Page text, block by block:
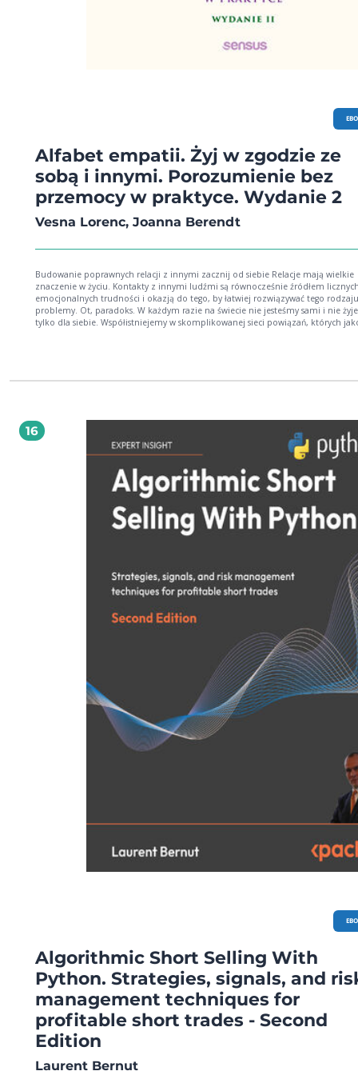
Alfabet empatii. Żyj w zgodzie ze
sobą i innymi. Porozumienie bez
przemocy w praktyce. Wydanie 2
Vesna Lorenc, Joanna Berendt
Budowanie poprawnych relacji z innymi zacznij od siebie Relacje mają wielkie
znaczenie w życiu. Kontakty z innymi ludźmi są równocześnie źródłem
emocjonalnych trudności i okazją do tego, by łatwiej rozwiązywać tego rodzaju
problemy. Ot, paradoks. W każdym razie na świecie nie jesteśmy sami i nie
tylko dla siebie. Współistniejemy w skomplikowanej sieci powiązań, których
wobec osób ze swojego otoczenia, najpierw należy dobrze poznać siebie. Z
których praktykowanie pozwala z dnia na dzień lepiej się dogadywać ―
samemu ze sobą, a następnie z innymi. Na polskim rynku ukazało się wiele publikacji
poświęconych tematyce emocji i NVC. Naszą książkę wyróżnia to, że wiedzę o
budowaniu relacji i rozwoju w empatii przekazuje w bardzo przystępny i
sposób. Zachęca również do rozpoczęcia przygody z NVC od siebie i nauczenia
dawania empatii właśnie sobie, aby w ten sposób odzyskiwać zasoby do
dobrostanem także z innymi. ze wstępu
16
Algorithmic Short Selling With
Python. Strategies, signals, and
management techniques for
profitable short trades - Second
Edition
Laurent Bernut